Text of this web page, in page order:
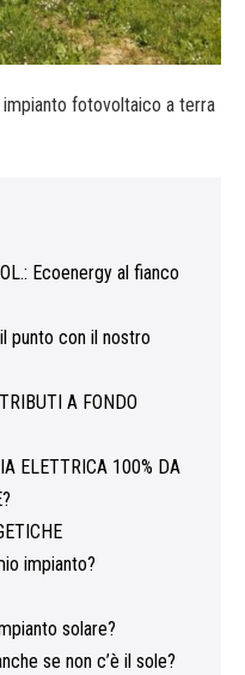
impianto fotovoltaico a terra
Ecoenergy al fianco
punto con il nostro
A FONDO
ELETTRICA 100% DA
impianto?
solare?
se non c’è il sole?